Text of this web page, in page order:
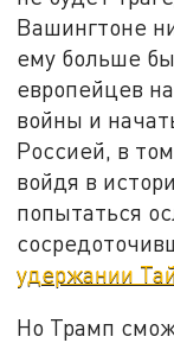
Вашингтоне
ему больше
европейцев
войны и
Россией, в
войдя в
попытаться
удержании
Но Трамп